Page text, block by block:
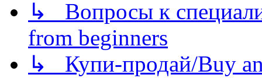
↳ Вопросы к
from beginners
↳ Купи-продай/Buy